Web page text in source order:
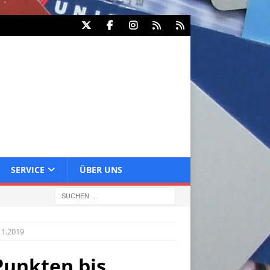
SERVICE ÜBER UNS